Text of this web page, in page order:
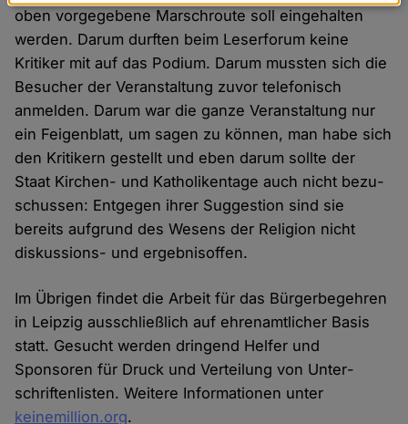
oben vorgegebene Marsch­route soll einge­halten
werden. Darum durften beim Leser­forum keine
Kritiker mit auf das Podium. Darum mussten sich die
Besucher der Veran­staltung zuvor telefonisch
anmelden. Darum war die ganze Veran­staltung nur
ein Feigen­blatt, um sagen zu können, man habe sich
den Kritikern gestellt und eben darum sollte der
Staat Kirchen- und Katholiken­tage auch nicht bezu­
schussen: Entgegen ihrer Suggestion sind sie
bereits aufgrund des Wesens der Religion nicht
diskussions- und ergebnis­offen.
Im Übrigen findet die Arbeit für das Bürger­begehren
in Leipzig aus­schließlich auf ehren­amtlicher Basis
statt. Gesucht werden dringend Helfer und
Sponsoren für Druck und Verteilung von Unter­
schriften­listen. Weitere Informationen unter
keinemillion.org.
Daten
und
Cookies